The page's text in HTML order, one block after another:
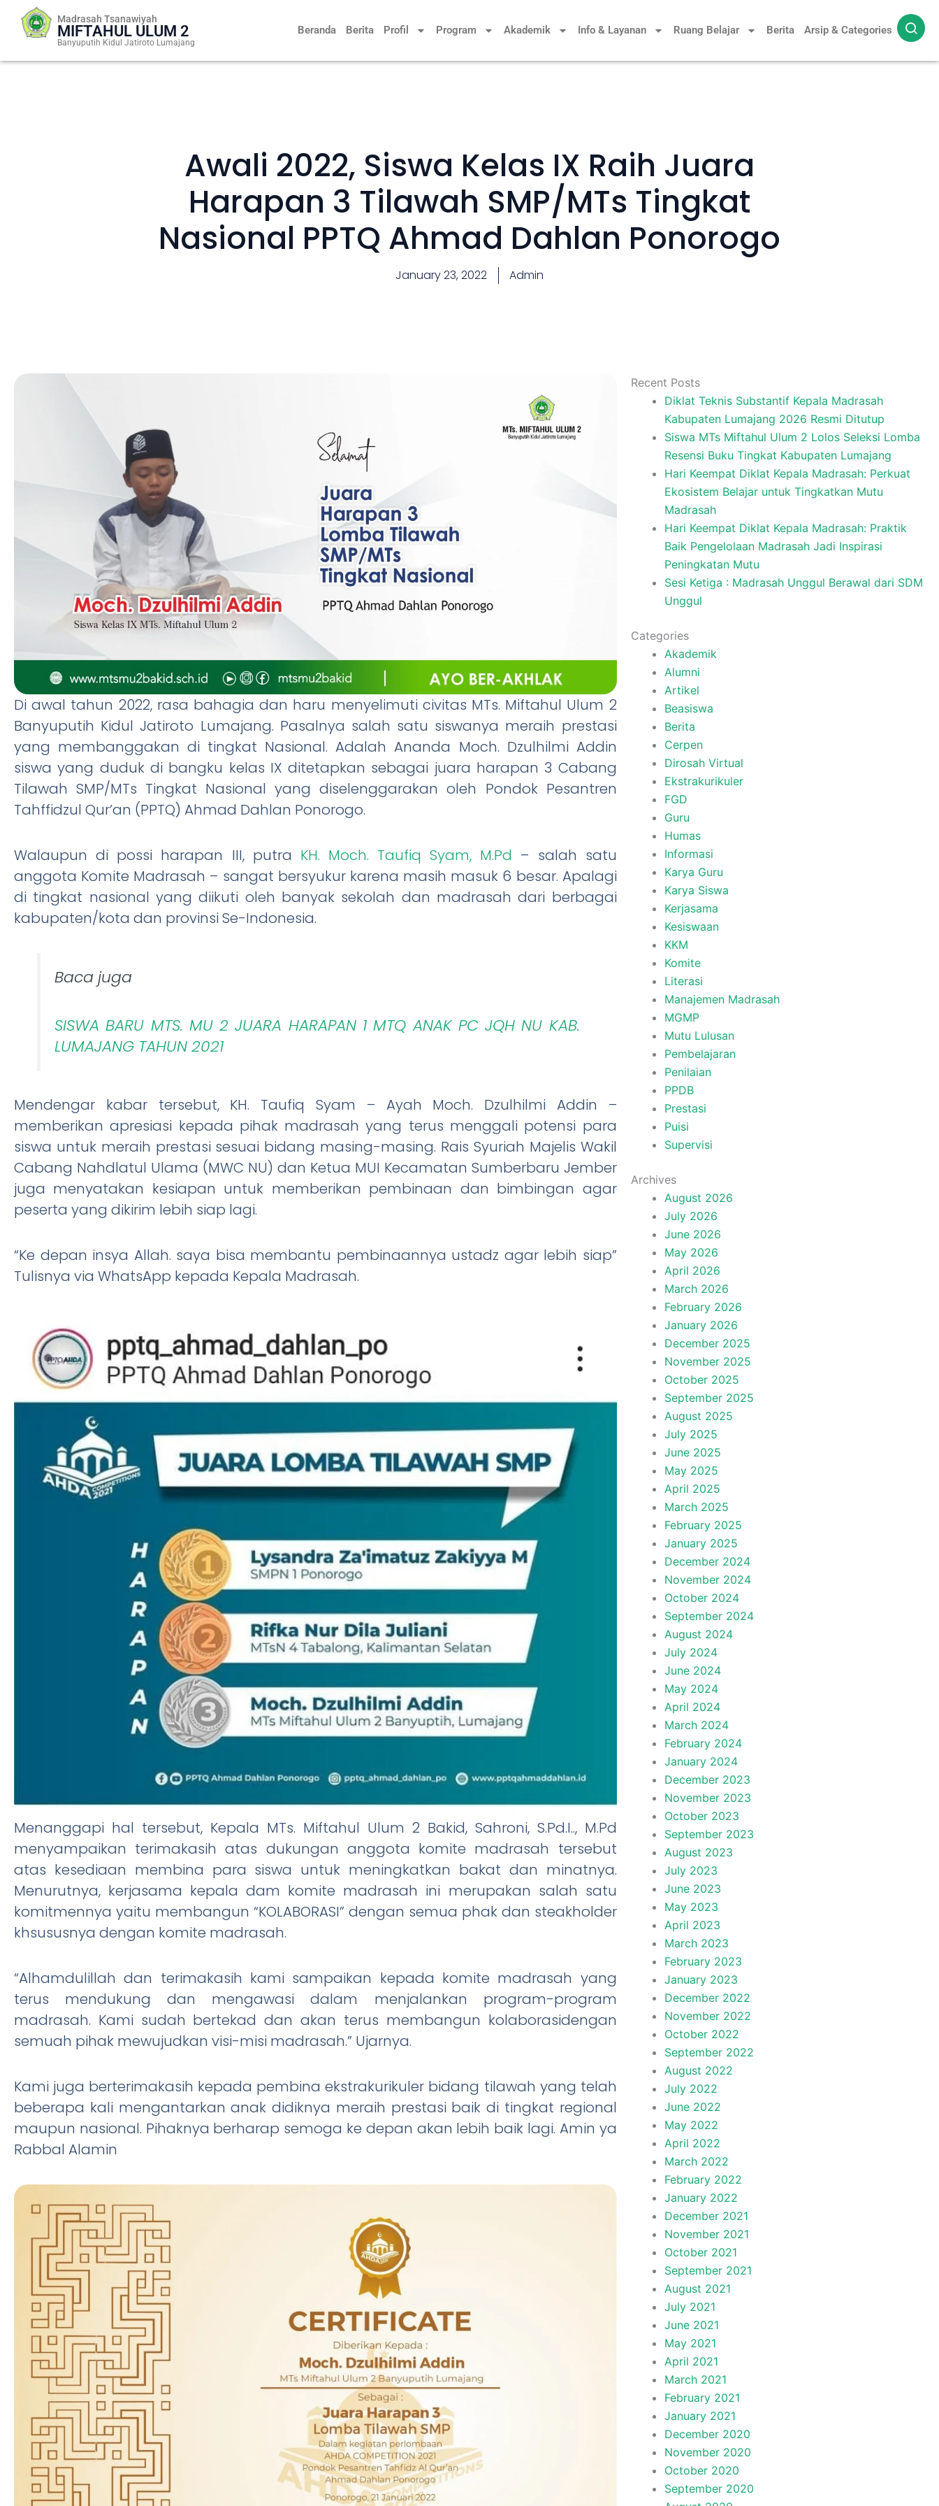
Beranda Berita Profil Program Akademik Info & Layanan Ruang Belajar Berita Arsip & Categories
Madrasah Tsanawiyah
MIFTAHUL ULUM 2
Banyuputih Kidul Jatiroto Lumajang
Awali 2022, Siswa Kelas IX Raih Juara
Harapan 3 Tilawah SMP/MTs Tingkat
Nasional PPTQ Ahmad Dahlan Ponorogo
January 23, 2022 Admin
Di awal tahun 2022, rasa bahagia dan haru menyelimuti civitas MTs. Miftahul Ulum 2
Banyuputih Kidul Jatiroto Lumajang. Pasalnya salah satu siswanya meraih prestasi
yang membanggakan di tingkat Nasional. Adalah Ananda Moch. Dzulhilmi Addin
siswa yang duduk di bangku kelas IX ditetapkan sebagai juara harapan 3 Cabang
Tilawah SMP/MTs Tingkat Nasional yang diselenggarakan oleh Pondok Pesantren
Tahffidzul Qur’an (PPTQ) Ahmad Dahlan Ponorogo.
Walaupun di possi harapan III, putra KH. Moch. Taufiq Syam, M.Pd – salah satu
anggota Komite Madrasah – sangat bersyukur karena masih masuk 6 besar. Apalagi
di tingkat nasional yang diikuti oleh banyak sekolah dan madrasah dari berbagai
kabupaten/kota dan provinsi Se-Indonesia.
Baca juga
SISWA BARU MTS. MU 2 JUARA HARAPAN 1 MTQ ANAK PC JQH NU KAB.
LUMAJANG TAHUN 2021
Mendengar kabar tersebut, KH. Taufiq Syam – Ayah Moch. Dzulhilmi Addin –
memberikan apresiasi kepada pihak madrasah yang terus menggali potensi para
siswa untuk meraih prestasi sesuai bidang masing-masing. Rais Syuriah Majelis Wakil
Cabang Nahdlatul Ulama (MWC NU) dan Ketua MUI Kecamatan Sumberbaru Jember
juga menyatakan kesiapan untuk memberikan pembinaan dan bimbingan agar
peserta yang dikirim lebih siap lagi.
“Ke depan insya Allah. saya bisa membantu pembinaannya ustadz agar lebih siap”
Tulisnya via WhatsApp kepada Kepala Madrasah.
Menanggapi hal tersebut, Kepala MTs. Miftahul Ulum 2 Bakid, Sahroni, S.Pd.I.., M.Pd
menyampaikan terimakasih atas dukungan anggota komite madrasah tersebut
atas kesediaan membina para siswa untuk meningkatkan bakat dan minatnya.
Menurutnya, kerjasama kepala dam komite madrasah ini merupakan salah satu
komitmennya yaitu membangun “KOLABORASI” dengan semua phak dan steakholder
khsususnya dengan komite madrasah.
“Alhamdulillah dan terimakasih kami sampaikan kepada komite madrasah yang
terus mendukung dan mengawasi dalam menjalankan program-program
madrasah. Kami sudah bertekad dan akan terus membangun kolaborasidengan
semuah pihak mewujudkan visi-misi madrasah.” Ujarnya.
Kami juga berterimakasih kepada pembina ekstrakurikuler bidang tilawah yang telah
beberapa kali mengantarkan anak didiknya meraih prestasi baik di tingkat regional
maupun nasional. Pihaknya berharap semoga ke depan akan lebih baik lagi. Amin ya
Rabbal Alamin
Recent Posts
Diklat Teknis Substantif Kepala Madrasah
Kabupaten Lumajang 2026 Resmi Ditutup
Siswa MTs Miftahul Ulum 2 Lolos Seleksi Lomba
Resensi Buku Tingkat Kabupaten Lumajang
Hari Keempat Diklat Kepala Madrasah: Perkuat
Ekosistem Belajar untuk Tingkatkan Mutu
Madrasah
Hari Keempat Diklat Kepala Madrasah: Praktik
Baik Pengelolaan Madrasah Jadi Inspirasi
Peningkatan Mutu
Sesi Ketiga : Madrasah Unggul Berawal dari SDM
Unggul
Categories
Akademik
Alumni
Artikel
Beasiswa
Berita
Cerpen
Dirosah Virtual
Ekstrakurikuler
FGD
Guru
Humas
Informasi
Karya Guru
Karya Siswa
Kerjasama
Kesiswaan
KKM
Komite
Literasi
Manajemen Madrasah
MGMP
Mutu Lulusan
Pembelajaran
Penilaian
PPDB
Prestasi
Puisi
Supervisi
Archives
August 2026
July 2026
June 2026
May 2026
April 2026
March 2026
February 2026
January 2026
December 2025
November 2025
October 2025
September 2025
August 2025
July 2025
June 2025
May 2025
April 2025
March 2025
February 2025
January 2025
December 2024
November 2024
October 2024
September 2024
August 2024
July 2024
June 2024
May 2024
April 2024
March 2024
February 2024
January 2024
December 2023
November 2023
October 2023
September 2023
August 2023
July 2023
June 2023
May 2023
April 2023
March 2023
February 2023
January 2023
December 2022
November 2022
October 2022
September 2022
August 2022
July 2022
June 2022
May 2022
April 2022
March 2022
February 2022
January 2022
December 2021
November 2021
October 2021
September 2021
August 2021
July 2021
June 2021
May 2021
April 2021
March 2021
February 2021
January 2021
December 2020
November 2020
October 2020
September 2020